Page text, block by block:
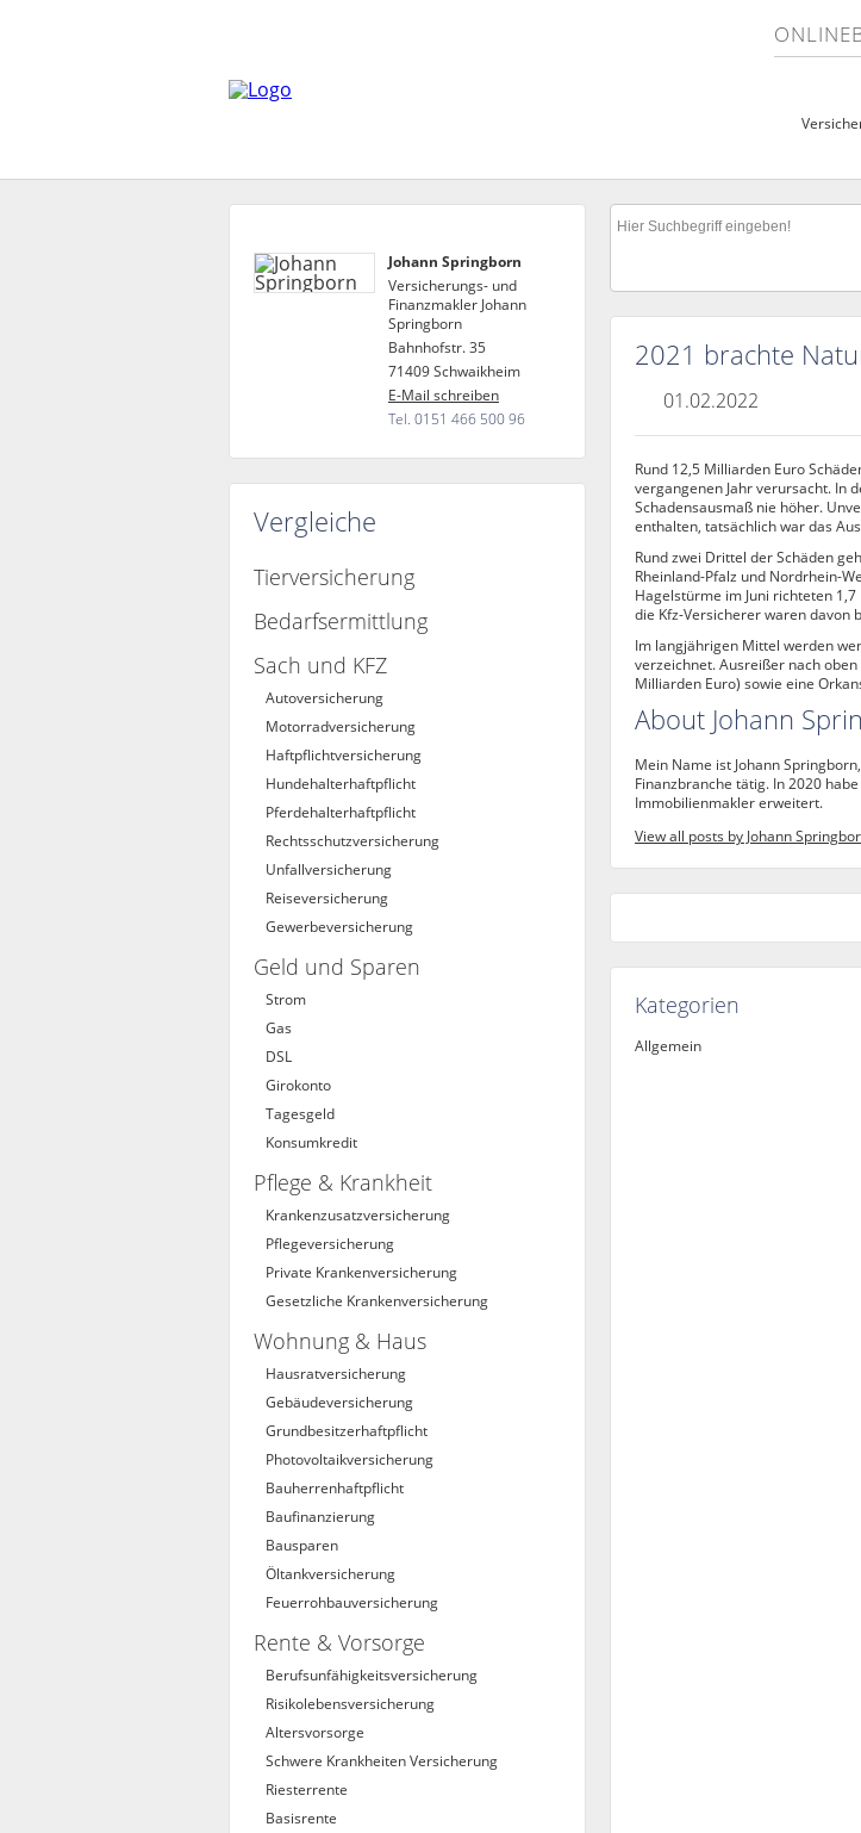
Johann Springborn
Versicherungs- und
Finanzmakler Johann
Springborn
Bahnhofstr. 35
71409 Schwaikheim
E-Mail schreiben
Tel. 0151 466 500 96
Vergleiche
Tierversicherung
Bedarfsermittlung
Sach und KFZ
Autoversicherung
Motorradversicherung
Haftpflichtversicherung
Hundehalterhaftpflicht
Pferdehalterhaftpflicht
Rechtsschutzversicherung
Unfallversicherung
Reiseversicherung
Gewerbeversicherung
Geld und Sparen
Strom
Gas
DSL
Girokonto
Tagesgeld
Konsumkredit
Pflege & Krankheit
Krankenzusatzversicherung
Pflegeversicherung
Private Krankenversicherung
Gesetzliche Krankenversicherung
Wohnung & Haus
Hausratversicherung
Gebäudeversicherung
Grundbesitzerhaftpflicht
Photovoltaikversicherung
Bauherrenhaftpflicht
Baufinanzierung
Bausparen
Öltankversicherung
Feuerrohbauversicherung
Rente & Vorsorge
Berufs­unfähigkeitsversicherung
Risikolebensversicherung
Altersvorsorge
Schwere Krankheiten Versicherung
Riesterrente
Basisrente
2021 brachte
01.02.2022
Rund 12,5 Milliarden Euro
vergangenen Jahr verursacht. In
Schadensausmaß nie höher.
enthalten, tatsächlich war das
Rund zwei Drittel der Schäden
Rheinland-Pfalz und Nordrhein-
Hagelstürme im Juni richteten
die Kfz-Versicherer waren davon
Im langjährigen Mittel werden
verzeichnet. Ausreißer nach
Milliarden Euro) sowie eine
About Johann
Mein Name ist Johann
Finanzbranche tätig. In 2020
Immobilienmakler erweitert.
View all posts by Johann
Kategorien
Allgemein